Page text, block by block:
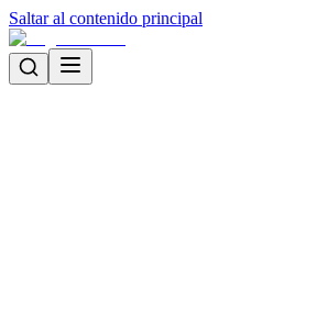
Saltar al contenido principal